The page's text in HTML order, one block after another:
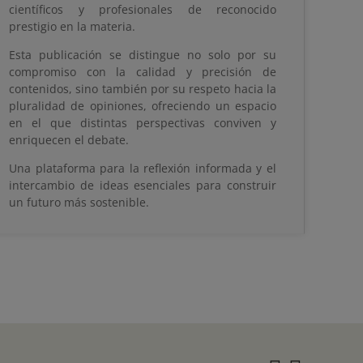
científicos y profesionales de reconocido
prestigio en la materia.
Esta publicación se distingue no solo por su
compromiso con la calidad y precisión de
contenidos, sino también por su respeto hacia la
pluralidad de opiniones, ofreciendo un espacio
en el que distintas perspectivas conviven y
enriquecen el debate.
Una plataforma para la reflexión informada y el
intercambio de ideas esenciales para construir
un futuro más sostenible.